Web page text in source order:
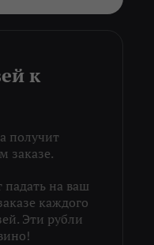
к
получит
заказе.
падать на ваш
каждого
Эти рубли